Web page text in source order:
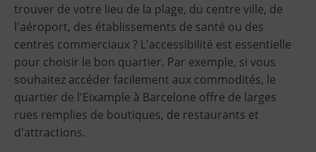
trouver de votre lieu de la plage, du centre ville, de
l'aéroport, des établissements de santé ou des
centres commerciaux ? L'accessibilité est essentielle
pour choisir le bon quartier. Par exemple, si vous
souhaitez accéder facilement aux commodités, le
quartier de l'Eixample à Barcelone offre de larges
rues remplies de boutiques, de restaurants et
d'attractions.